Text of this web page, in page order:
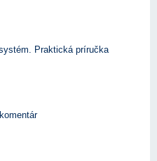
Praktická príručka